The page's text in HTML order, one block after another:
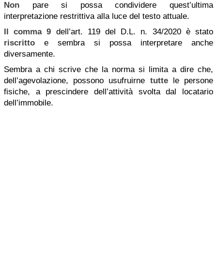
Non pare si possa condividere quest’ultima
interpretazione restrittiva alla luce del testo attuale.
Il comma 9 dell’art. 119 del D.L. n. 34/2020 è stato
riscritto e sembra si possa interpretare anche
diversamente.
Sembra a chi scrive che la norma si limita a dire che,
dell’agevolazione, possono usufruirne tutte le persone
fisiche, a prescindere dell’attività svolta dal locatario
dell’immobile.